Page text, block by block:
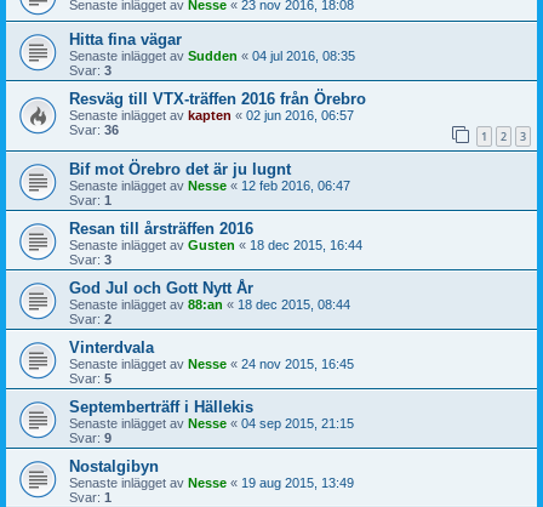
Senaste inlägget av Nesse « 23 nov 2016, 18:08
Hitta fina vägar
Senaste inlägget av Sudden « 04 jul 2016, 08:35
Svar: 3
Resväg till VTX-träffen 2016 från Örebro
Senaste inlägget av kapten « 02 jun 2016, 06:57
Svar: 36 1 2 3
Bif mot Örebro det är ju lugnt
Senaste inlägget av Nesse « 12 feb 2016, 06:47
Svar: 1
Resan till årsträffen 2016
Senaste inlägget av Gusten « 18 dec 2015, 16:44
Svar: 3
God Jul och Gott Nytt År
Senaste inlägget av 88:an « 18 dec 2015, 08:44
Svar: 2
Vinterdvala
Senaste inlägget av Nesse « 24 nov 2015, 16:45
Svar: 5
Septemberträff i Hällekis
Senaste inlägget av Nesse « 04 sep 2015, 21:15
Svar: 9
Nostalgibyn
Senaste inlägget av Nesse « 19 aug 2015, 13:49
Svar: 1